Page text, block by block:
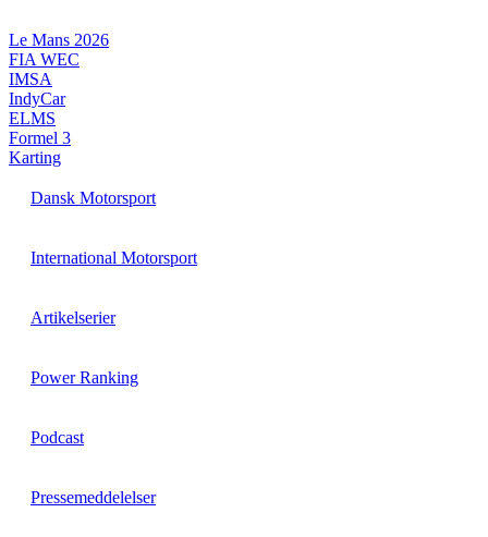
til
indhold
Le Mans 2026
FIA WEC
IMSA
IndyCar
ELMS
Formel 3
Karting
Dansk Motorsport
International Motorsport
Artikelserier
Power Ranking
Podcast
Pressemeddelelser